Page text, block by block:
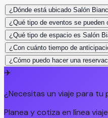
¿Dónde está ubicado Salón
¿Qué tipo de eventos se pueden
¿Qué tipo de espacio es Salón
¿Con cuánto tiempo de
¿Cómo puedo hacer una
✈️
¿Necesitas un viaje para tu
Planea y cotiza en línea